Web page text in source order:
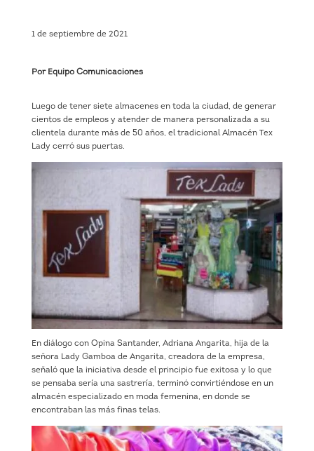
1 de septiembre de 2021
Por Equipo Comunicaciones
Luego de tener siete almacenes en toda la ciudad, de generar
cientos de empleos y atender de manera personalizada a su
clientela durante más de 50 años, el tradicional Almacén Tex
Lady cerró sus puertas.
En diálogo con Opina Santander, Adriana Angarita, hija de la
señora Lady Gamboa de Angarita, creadora de la empresa,
señaló que la iniciativa desde el principio fue exitosa y lo que
se pensaba sería una sastrería, terminó convirtiéndose en un
almacén especializado en moda femenina, en donde se
encontraban las más finas telas.